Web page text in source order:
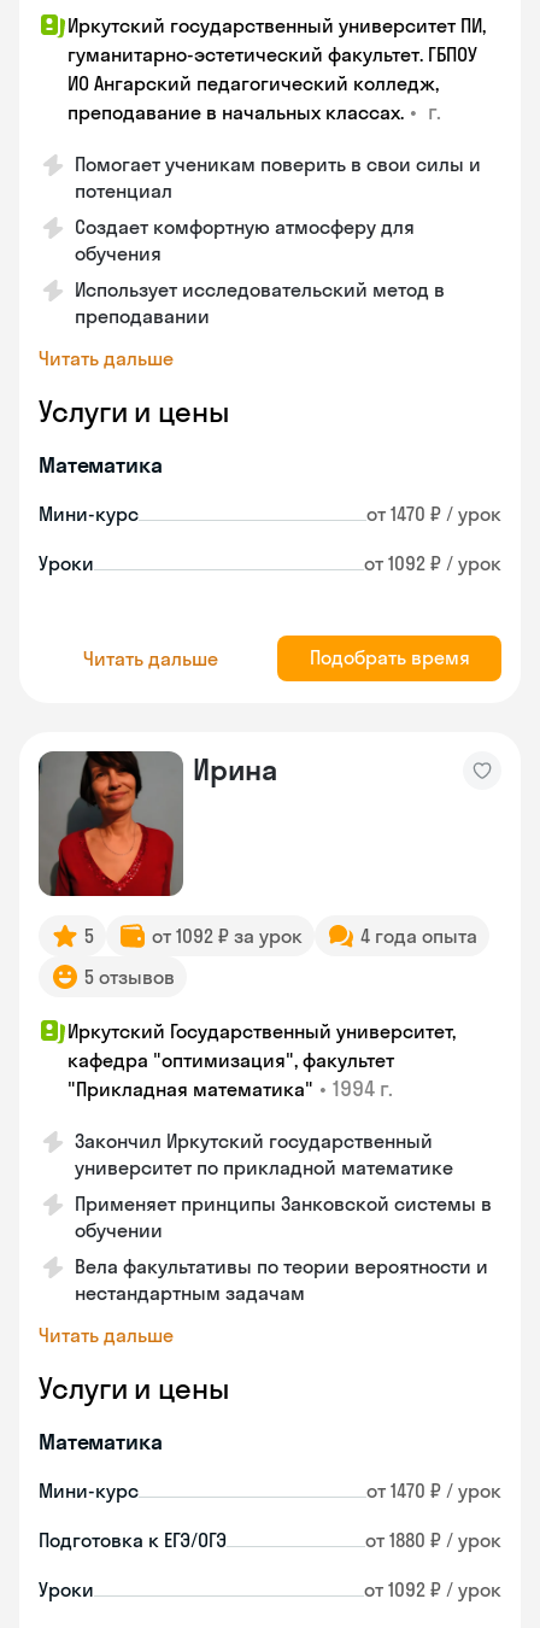
Иркутский государственный университет ПИ,
гуманитарно-эстетический факультет. ГБПОУ
ИО Ангарский педагогический колледж,
преподавание в начальных классах. • г.
Помогает ученикам поверить в свои силы и
потенциал
Создает комфортную атмосферу для
обучения
Использует исследовательский метод в
преподавании
Читать дальше
Услуги и цены
Математика
Мини-курс от 1470 ₽ / урок
Уроки от 1092 ₽ / урок
Читать дальше Подобрать время
Ирина
5 от 1092 ₽ за урок
4 года опыта
5 отзывов
Иркутский Государственный университет,
кафедра "оптимизация", факультет
"Прикладная математика" • 1994 г.
Закончил Иркутский государственный
университет по прикладной математике
Применяет принципы Занковской системы в
обучении
Вела факультативы по теории вероятности и
нестандартным задачам
Читать дальше
Услуги и цены
Математика
Мини-курс от 1470 ₽ / урок
Подготовка к ЕГЭ/ОГЭ от 1880 ₽ / урок
Уроки от 1092 ₽ / урок